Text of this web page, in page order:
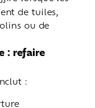
de tuiles,
ou de
: refaire
: